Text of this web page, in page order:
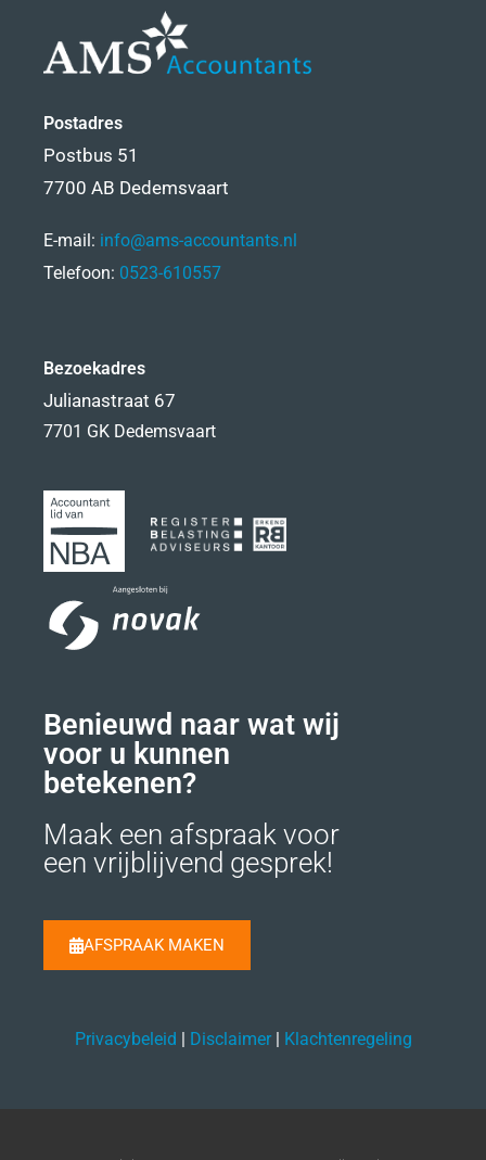
Postadres
Postbus 51
7700 AB Dedemsvaart
E-mail: info@ams-accountants.nl
Telefoon: 0523-610557
Bezoekadres
Julianastraat 67
7701 GK Dedemsvaart
Benieuwd naar wat wij
voor u kunnen
betekenen?
Maak een afspraak voor
een vrijblijvend gesprek!
AFSPRAAK MAKEN
Privacybeleid Disclaimer| Klachtenregeling